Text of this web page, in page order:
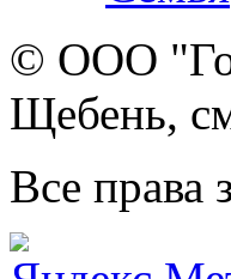
© ООО
Щебень,
Все